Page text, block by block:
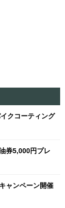
クコーティング
券5,000円プレ
ャンペーン開催